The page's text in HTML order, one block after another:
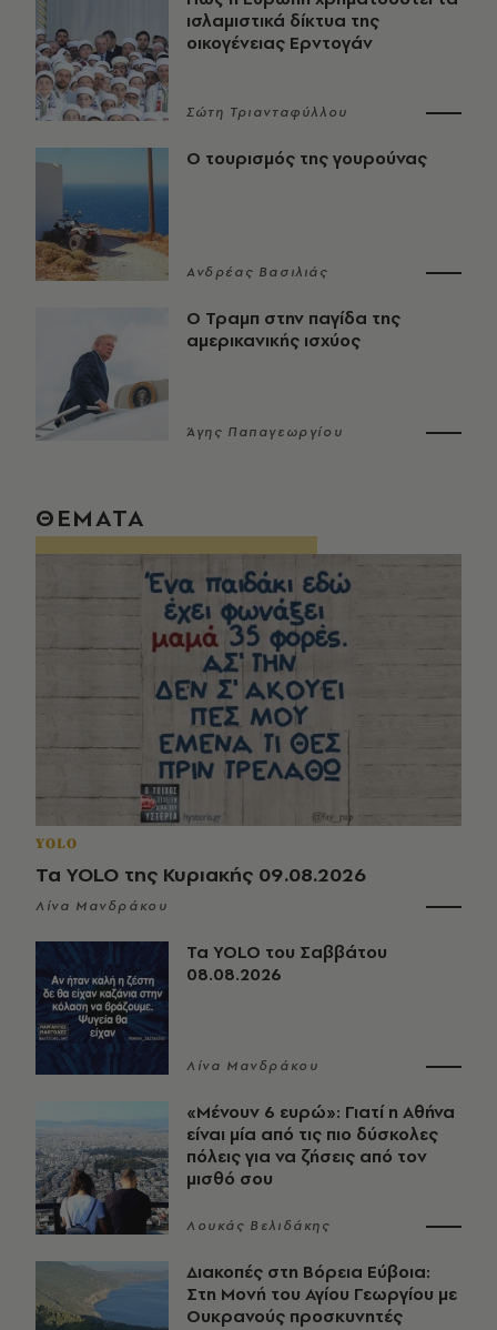
ισλαμιστικά δίκτυα της
οικογένειας Ερντογάν
Σώτη Τριανταφύλλου
Ο τουρισμός της γουρούνας
Ανδρέας Βασιλιάς
Ο Τραμπ στην παγίδα της
αμερικανικής ισχύος
Άγης Παπαγεωργίου
ΘΕΜΑΤΑ
YOLO
Τα YOLO της Κυριακής 09.08.2026
Λίνα Μανδράκου
Τα YOLO του Σαββάτου
08.08.2026
Λίνα Μανδράκου
«Μένουν 6 ευρώ»: Γιατί η Αθήνα
είναι μία από τις πιο δύσκολες
πόλεις για να ζήσεις από τον
μισθό σου
Λουκάς Βελιδάκης
Διακοπές στη Βόρεια Εύβοια:
Στη Μονή του Αγίου Γεωργίου με
Ουκρανούς προσκυνητές